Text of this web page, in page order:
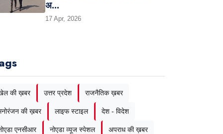
अ...
17 Apr, 2026
की ख़बर उत्तर प्रदेश राजनैतिक ख़बर
की ख़बर लाइफ स्टाइल देश - विदेश
एनसीआर नोएडा व्यूज स्पेशल अपराध की ख़बर